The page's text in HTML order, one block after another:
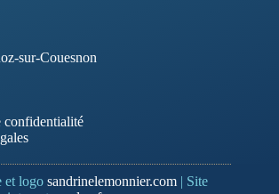
sur-Couesnon
confidentialité
et logo sandrinelemonnier.com| Site